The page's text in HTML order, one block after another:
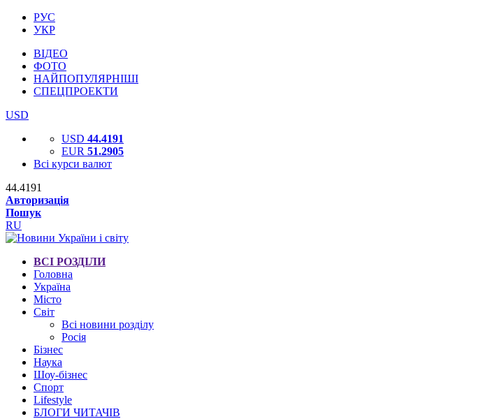
РУС
УКР
ВІДЕО
ФОТО
НАЙПОПУЛЯРНІШІ
СПЕЦПРОЕКТИ
USD
USD 44.4191
EUR 51.2905
Всі курси валют
44.4191
Авторизація
Пошук
RU
ВСІ РОЗДІЛИ
Головна
Україна
Місто
Світ
Всі новини розділу
Росія
Бізнес
Наука
Шоу-бізнес
Спорт
Lifestyle
БЛОГИ ЧИТАЧІВ